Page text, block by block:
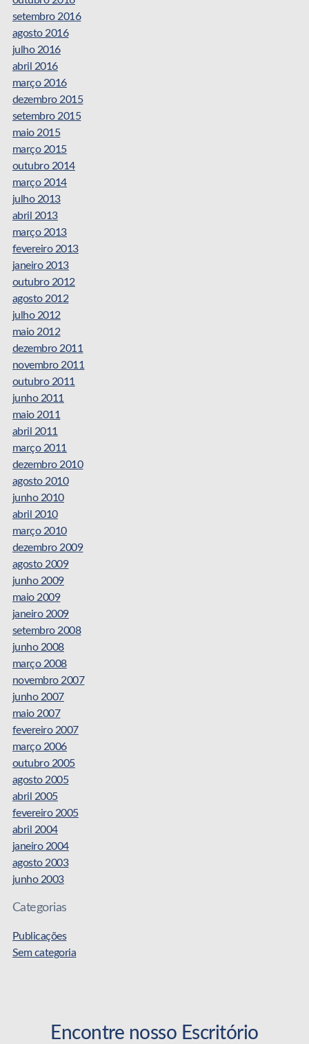
setembro 2016
agosto 2016
julho 2016
abril 2016
março 2016
dezembro 2015
setembro 2015
maio 2015
março 2015
outubro 2014
março 2014
julho 2013
abril 2013
março 2013
fevereiro 2013
janeiro 2013
outubro 2012
agosto 2012
julho 2012
maio 2012
dezembro 2011
novembro 2011
outubro 2011
junho 2011
maio 2011
abril 2011
março 2011
dezembro 2010
agosto 2010
junho 2010
abril 2010
março 2010
dezembro 2009
agosto 2009
junho 2009
maio 2009
janeiro 2009
setembro 2008
junho 2008
março 2008
novembro 2007
junho 2007
maio 2007
fevereiro 2007
março 2006
outubro 2005
agosto 2005
abril 2005
fevereiro 2005
abril 2004
janeiro 2004
agosto 2003
junho 2003
Categorias
Publicações
Sem categoria
Encontre nosso Escritório